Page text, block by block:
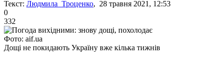
Текст: Людмила Троценко, 28 травня 2021, 12:53
0
332
Фото: aif.ua
Дощі не покидають Україну вже кілька тижнів